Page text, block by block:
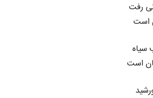
رفت
است
سیاه
است